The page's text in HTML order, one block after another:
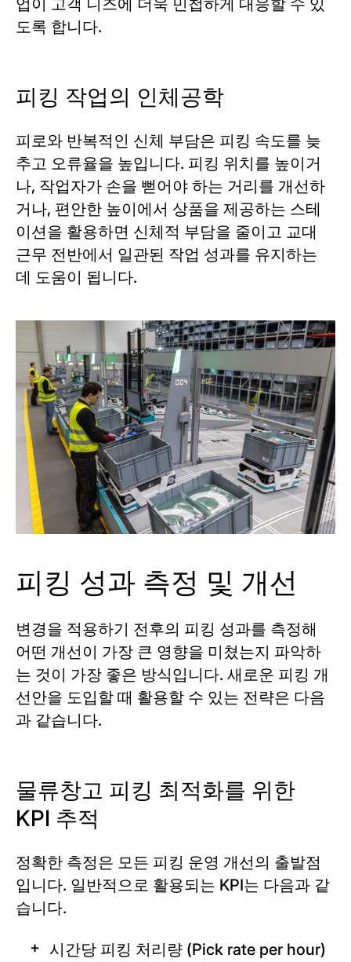
업이 고객 니즈에 더욱 민첩하게 대응할 수 있
도록 합니다.
피킹 작업의 인체공학
피로와 반복적인 신체 부담은 피킹 속도를 늦
추고 오류율을 높입니다. 피킹 위치를 높이거
나, 작업자가 손을 뻗어야 하는 거리를 개선하
거나, 편안한 높이에서 상품을 제공하는 스테
이션을 활용하면 신체적 부담을 줄이고 교대
근무 전반에서 일관된 작업 성과를 유지하는
데 도움이 됩니다.
피킹 성과 측정 및 개선
변경을 적용하기 전후의 피킹 성과를 측정해
어떤 개선이 가장 큰 영향을 미쳤는지 파악하
는 것이 가장 좋은 방식입니다. 새로운 피킹 개
선안을 도입할 때 활용할 수 있는 전략은 다음
과 같습니다.
물류창고 피킹 최적화를 위한
KPI 추적
정확한 측정은 모든 피킹 운영 개선의 출발점
입니다. 일반적으로 활용되는 KPI는 다음과 같
습니다.
시간당 피킹 처리량 (Pick rate per hour)